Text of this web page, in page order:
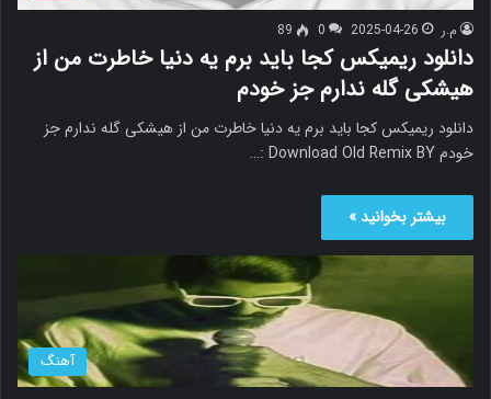
م.ر 2025-04-26
0
89
دانلود ریمیکس کجا باید برم یه دنیا خاطرت من از
هیشکی گله ندارم جز خودم
دانلود ریمیکس کجا باید برم یه دنیا خاطرت من از هیشکی گله ندارم جز
خودم Download Old Remix BY :…
بیشتر بخوانید »
آهنگ